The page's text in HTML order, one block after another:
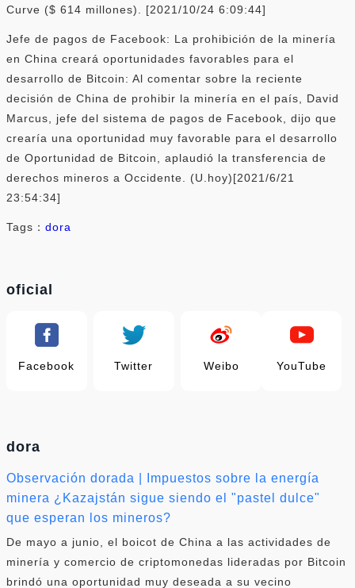
Curve ($ 614 millones). [2021/10/24 6:09:44]
Jefe de pagos de Facebook: La prohibición de la minería
en China creará oportunidades favorables para el
desarrollo de Bitcoin: Al comentar sobre la reciente
decisión de China de prohibir la minería en el país, David
Marcus, jefe del sistema de pagos de Facebook, dijo que
crearía una oportunidad muy favorable para el desarrollo
de Oportunidad de Bitcoin, aplaudió la transferencia de
derechos mineros a Occidente. (U.hoy)[2021/6/21
23:54:34]
Tags： dora
oficial
Facebook Twitter Weibo YouTube
dora
Observación dorada | Impuestos sobre la energía
minera ¿Kazajstán sigue siendo el "pastel dulce"
que esperan los mineros?
De mayo a junio, el boicot de China a las actividades de
minería y comercio de criptomonedas lideradas por Bitcoin
brindó una oportunidad muy deseada a su vecino